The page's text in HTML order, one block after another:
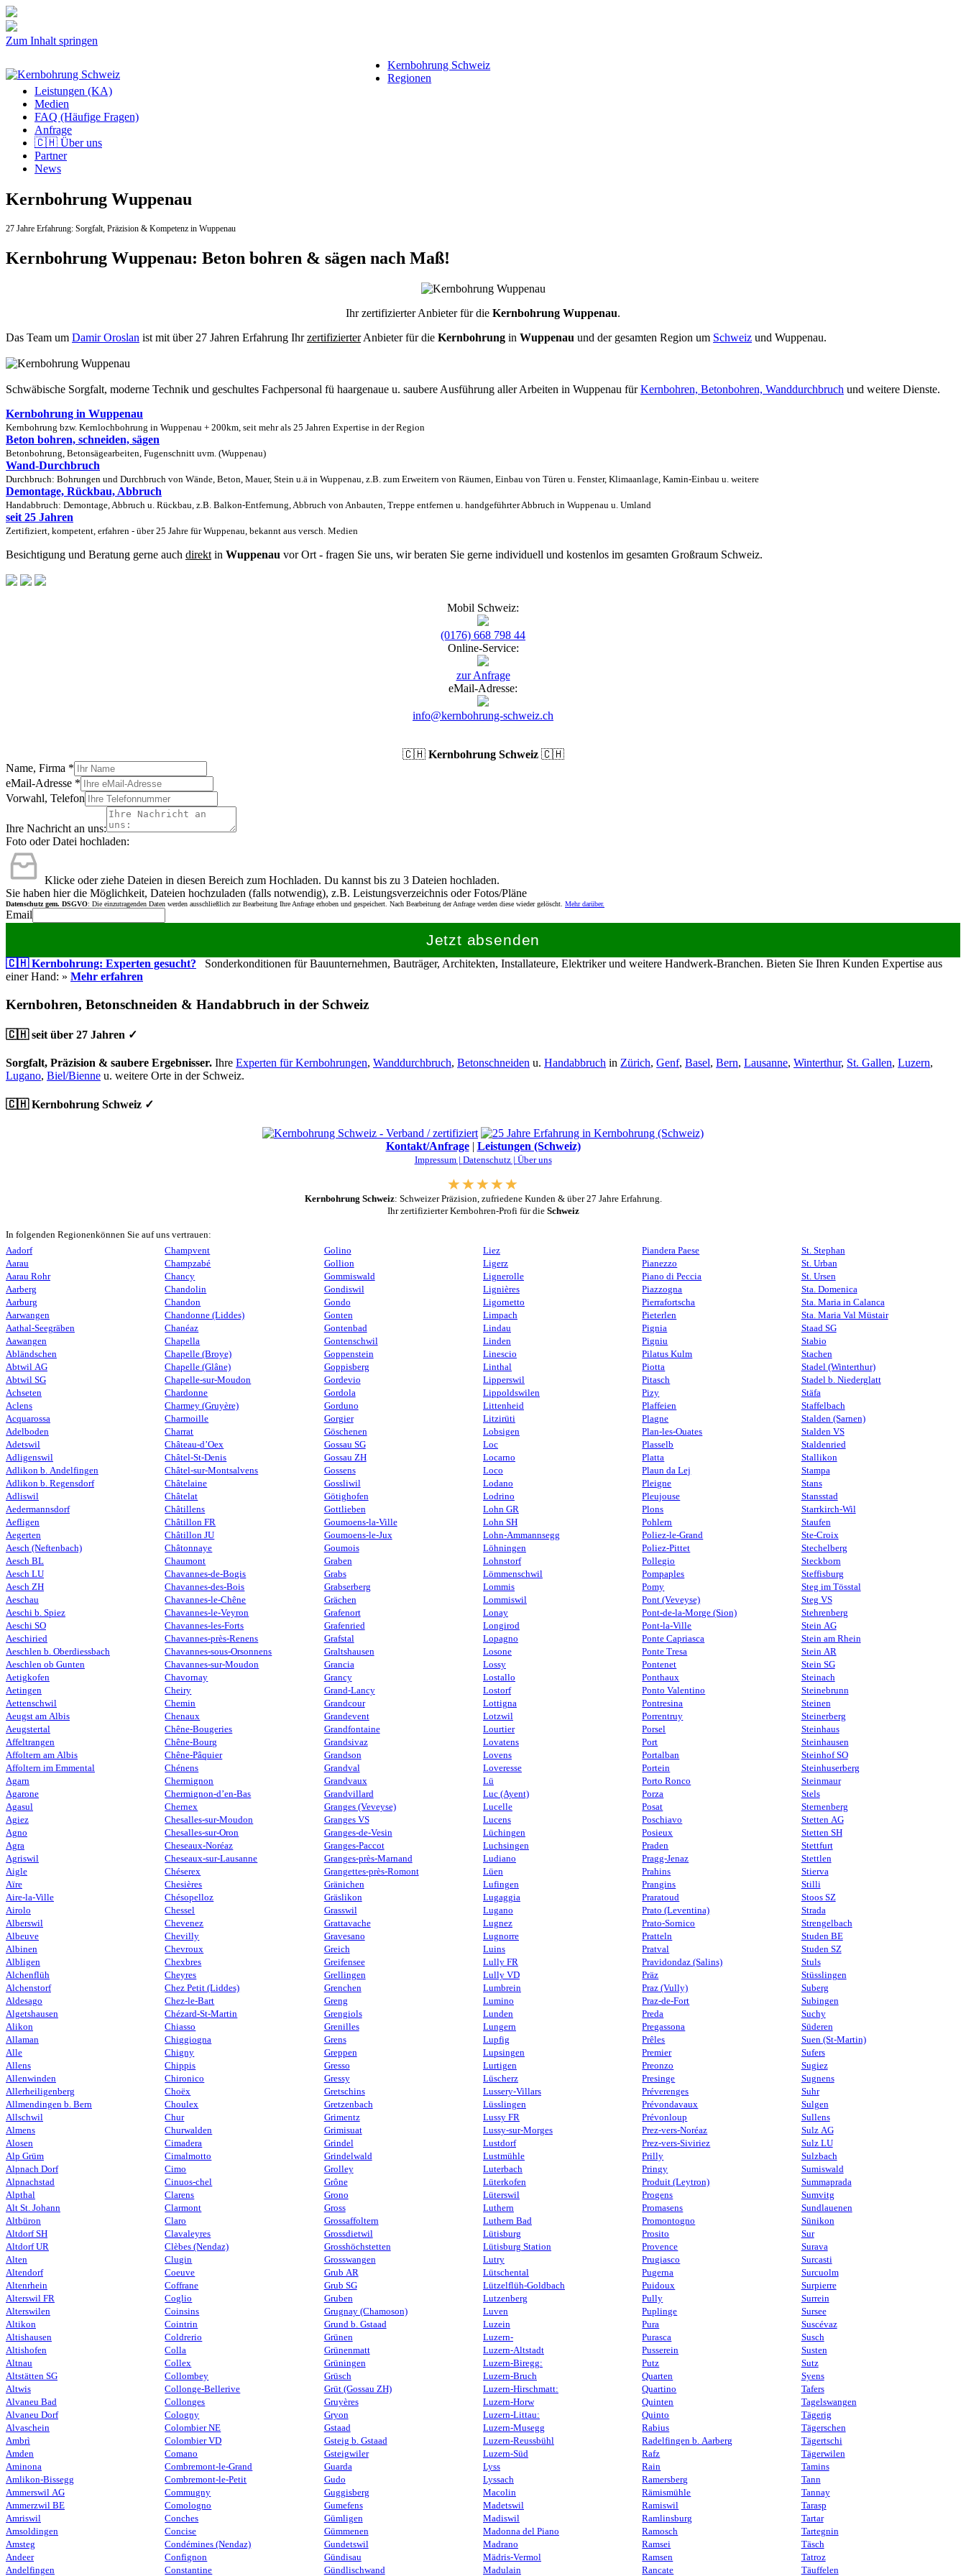
Zum Inhalt springen
Kernbohrung Schweiz
Regionen
Leistungen (KA)
Medien
FAQ (Häufige Fragen)
Anfrage
🇨🇭 Über uns
Partner
News
Kernbohrung Wuppenau
27 Jahre Erfahrung: Sorgfalt, Präzision & Kompetenz in Wuppenau
Kernbohrung Wuppenau: Beton bohren & sägen nach Maß!
Ihr zertifizierter Anbieter für die Kernbohrung Wuppenau.
Das Team um Damir Oroslan ist mit über 27 Jahren Erfahrung IhrzertifizierterAnbieter für die Kernbohrung in Wuppenau und der gesamten Region um Schweiz und Wuppenau.
Schwäbische Sorgfalt, moderne Technik und geschultes Fachpersonal fü haargenaue u. saubere Ausführung aller Arbeiten in Wuppenau fürKernbohren, Betonbohren, Wanddurchbruch und weitere Dienste.
Kernbohrung in Wuppenau
Kernbohrung bzw. Kernlochbohrung in Wuppenau + 200km, seit mehr als 25 Jahren Expertise in der Region
Beton bohren, schneiden, sägen
Betonbohrung, Betonsägearbeiten, Fugenschnitt uvm. (Wuppenau)
Wand-Durchbruch
Durchbruch: Bohrungen und Durchbruch von Wände, Beton, Mauer, Stein u.ä in Wuppenau, z.B. zum Erweitern von Räumen, Einbau von Türen u. Fenster, Klimaanlage, Kamin-Einbau u. weitere
Demontage, Rückbau, Abbruch
Handabbruch: Demontage, Abbruch u. Rückbau, z.B. Balkon-Entfernung, Abbruch von Anbauten, Treppe entfernen u. handgeführter Abbruch in Wuppenau u. Umland
seit 25 Jahren
Zertifiziert, kompetent, erfahren - über 25 Jahre für Wuppenau, bekannt aus versch. Medien
Besichtigung und Beratung gerne auch direkt in Wuppenau vor Ort - fragen Sie uns, wir beraten Sie gerne individuell und kostenlos im gesamten Großraum Schweiz.
Mobil Schweiz:
(0176) 668 798 44
Online-Service:
zur Anfrage
eMail-Adresse:
info@kernbohrung-schweiz.ch
🇨🇭 Kernbohrung Schweiz🇨🇭
Name, Firma *
eMail-Adresse *
Vorwahl, Telefon
Ihre Nachricht an uns:
Foto oder Datei hochladen:
Klicke oder ziehe Dateien in diesen Bereich zum Hochladen. Du kannst bis zu 3 Dateien hochladen.
Sie haben hier die Möglichkeit, Dateien hochzuladen (falls notwendig), z.B. Leistungsverzeichnis oder Fotos/Pläne
Datenschutz gem. DSGVO: Die einzutragenden Daten werden ausschließlich zur Bearbeitung Ihre Anfrage erhoben und gespeichert. Nach Bearbeitung der Anfrage werden diese wieder gelöscht. Mehr darüber.
Email
Jetzt absenden
🇨🇭 Kernbohrung: Experten gesucht? Sonderkonditionen für Bauunternehmen, Bauträger, Architekten, Installateure, Elektriker und weitere Handwerk-Branchen. Bieten Sie Ihren Kunden Expertise aus
einer Hand: » Mehr erfahren
Kernbohren, Betonschneiden & Handabbruch in der Schweiz
🇨🇭 seit über 27 Jahren ✓
Sorgfalt, Präzision & saubere Ergebnisser. Ihre Experten für Kernbohrungen, Wanddurchbruch, Betonschneiden u. Handabbruch in Zürich, Genf, Basel, Bern, Lausanne, Winterthur, St. Gallen, Luzern,
Lugano, Biel/Bienne u. weitere Orte in der Schweiz.
🇨🇭 Kernbohrung Schweiz ✓
Kontakt/Anfrage| Leistungen (Schweiz)
Impressum | Datenschutz | Über uns
Kernbohrung Schweiz: Schweizer Präzision, zufriedene Kunden & über 27 Jahre Erfahrung.
Ihr zertifizierter Kernbohren-Profi für die Schweiz
In folgenden Regionenkönnen Sie auf uns vertrauen:
Aadorf
Aarau
Aarau Rohr
Aarberg
Aarburg
Aarwangen
Aathal-Seegräben
Aawangen
Abländschen
Abtwil AG
Abtwil SG
Achseten
Aclens
Acquarossa
Adelboden
Adetswil
Adligenswil
Adlikon b. Andelfingen
Adlikon b. Regensdorf
Adliswil
Aedermannsdorf
Aefligen
Aegerten
Aesch (Neftenbach)
Aesch BL
Aesch LU
Aesch ZH
Aeschau
Aeschi b. Spiez
Aeschi SO
Aeschiried
Aeschlen b. Oberdiessbach
Aeschlen ob Gunten
Aetigkofen
Aetingen
Aettenschwil
Aeugst am Albis
Aeugstertal
Affeltrangen
Affoltern am Albis
Affoltern im Emmental
Agarn
Agarone
Agasul
Agiez
Agno
Agra
Agriswil
Aigle
Aïre
Aire-la-Ville
Airolo
Alberswil
Albeuve
Albinen
Albligen
Alchenflüh
Alchenstorf
Aldesago
Algetshausen
Alikon
Allaman
Alle
Allens
Allenwinden
Allerheiligenberg
Allmendingen b. Bern
Allschwil
Almens
Alosen
Alp Grüm
Alpnach Dorf
Alpnachstad
Alpthal
Alt St. Johann
Altbüron
Altdorf SH
Altdorf UR
Alten
Altendorf
Altenrhein
Alterswil FR
Alterswilen
Altikon
Altishausen
Altishofen
Altnau
Altstätten SG
Altwis
Alvaneu Bad
Alvaneu Dorf
Alvaschein
Ambrì
Amden
Aminona
Amlikon-Bissegg
Ammerswil AG
Ammerzwil BE
Amriswil
Amsoldingen
Amsteg
Andeer
Andelfingen
Champvent
Champzabé
Chancy
Chandolin
Chandon
Chandonne (Liddes)
Chanéaz
Chapella
Chapelle (Broye)
Chapelle (Glâne)
Chapelle-sur-Moudon
Chardonne
Charmey (Gruyère)
Charmoille
Charrat
Château-d’Oex
Châtel-St-Denis
Châtel-sur-Montsalvens
Châtelaine
Châtelat
Châtillens
Châtillon FR
Châtillon JU
Châtonnaye
Chaumont
Chavannes-de-Bogis
Chavannes-des-Bois
Chavannes-le-Chêne
Chavannes-le-Veyron
Chavannes-les-Forts
Chavannes-près-Renens
Chavannes-sous-Orsonnens
Chavannes-sur-Moudon
Chavornay
Cheiry
Chemin
Chenaux
Chêne-Bougeries
Chêne-Bourg
Chêne-Pâquier
Chénens
Chermignon
Chermignon-d’en-Bas
Chernex
Chesalles-sur-Moudon
Chesalles-sur-Oron
Cheseaux-Noréaz
Cheseaux-sur-Lausanne
Chéserex
Chesières
Chésopelloz
Chessel
Chevenez
Chevilly
Chevroux
Chexbres
Cheyres
Chez Petit (Liddes)
Chez-le-Bart
Chézard-St-Martin
Chiasso
Chiggiogna
Chigny
Chippis
Chironico
Choëx
Choulex
Chur
Churwalden
Cimadera
Cimalmotto
Cimo
Cinuos-chel
Clarens
Clarmont
Claro
Clavaleyres
Clèbes (Nendaz)
Clugin
Coeuve
Coffrane
Coglio
Coinsins
Cointrin
Coldrerio
Colla
Collex
Collombey
Collonge-Bellerive
Collonges
Cologny
Colombier NE
Colombier VD
Comano
Combremont-le-Grand
Combremont-le-Petit
Commugny
Comologno
Conches
Concise
Condémines (Nendaz)
Confignon
Constantine
Golino
Gollion
Gommiswald
Gondiswil
Gondo
Gonten
Gontenbad
Gontenschwil
Goppenstein
Goppisberg
Gordevio
Gordola
Gorduno
Gorgier
Göschenen
Gossau SG
Gossau ZH
Gossens
Gossliwil
Götighofen
Gottlieben
Goumoens-la-Ville
Goumoens-le-Jux
Goumois
Graben
Grabs
Grabserberg
Grächen
Grafenort
Grafenried
Grafstal
Graltshausen
Grancia
Grancy
Grand-Lancy
Grandcour
Grandevent
Grandfontaine
Grandsivaz
Grandson
Grandval
Grandvaux
Grandvillard
Granges (Veveyse)
Granges VS
Granges-de-Vesin
Granges-Paccot
Granges-près-Marnand
Grangettes-près-Romont
Gränichen
Gräslikon
Grasswil
Grattavache
Gravesano
Greich
Greifensee
Grellingen
Grenchen
Greng
Grengiols
Grenilles
Grens
Greppen
Gresso
Gressy
Gretschins
Gretzenbach
Grimentz
Grimisuat
Grindel
Grindelwald
Grolley
Grône
Grono
Gross
Grossaffoltern
Grossdietwil
Grosshöchstetten
Grosswangen
Grub AR
Grub SG
Gruben
Grugnay (Chamoson)
Grund b. Gstaad
Grünen
Grünenmatt
Grüningen
Grüsch
Grüt (Gossau ZH)
Gruyères
Gryon
Gstaad
Gsteig b. Gstaad
Gsteigwiler
Guarda
Gudo
Guggisberg
Gumefens
Gümligen
Gümmenen
Gundetswil
Gündisau
Gündlischwand
Liez
Ligerz
Lignerolle
Lignières
Ligornetto
Limpach
Lindau
Linden
Linescio
Linthal
Lipperswil
Lippoldswilen
Littenheid
Litzirüti
Lobsigen
Loc
Locarno
Loco
Lodano
Lodrino
Lohn GR
Lohn SH
Lohn-Ammannsegg
Löhningen
Lohnstorf
Lömmenschwil
Lommis
Lommiswil
Lonay
Longirod
Lopagno
Losone
Lossy
Lostallo
Lostorf
Lottigna
Lotzwil
Lourtier
Lovatens
Lovens
Loveresse
Lü
Luc (Ayent)
Lucelle
Lucens
Lüchingen
Luchsingen
Ludiano
Lüen
Lufingen
Lugaggia
Lugano
Lugnez
Lugnorre
Luins
Lully FR
Lully VD
Lumbrein
Lumino
Lunden
Lungern
Lupfig
Lupsingen
Lurtigen
Lüscherz
Lussery-Villars
Lüsslingen
Lussy FR
Lussy-sur-Morges
Lustdorf
Lustmühle
Luterbach
Lüterkofen
Lüterswil
Luthern
Luthern Bad
Lütisburg
Lütisburg Station
Lutry
Lütschental
Lützelflüh-Goldbach
Lutzenberg
Luven
Luzein
Luzern-
Luzern-Altstadt
Luzern-Biregg:
Luzern-Bruch
Luzern-Hirschmatt:
Luzern-Horw
Luzern-Littau:
Luzern-Musegg
Luzern-Reussbühl
Luzern-Süd
Lyss
Lyssach
Macolin
Madetswil
Madiswil
Madonna del Piano
Madrano
Mädris-Vermol
Madulain
Piandera Paese
Pianezzo
Piano di Peccia
Piazzogna
Pierrafortscha
Pieterlen
Pignia
Pigniu
Pilatus Kulm
Piotta
Pitasch
Pizy
Plaffeien
Plagne
Plan-les-Ouates
Plasselb
Platta
Plaun da Lej
Pleigne
Pleujouse
Plons
Pohlern
Poliez-le-Grand
Poliez-Pittet
Pollegio
Pompaples
Pomy
Pont (Veveyse)
Pont-de-la-Morge (Sion)
Pont-la-Ville
Ponte Capriasca
Ponte Tresa
Pontenet
Ponthaux
Ponto Valentino
Pontresina
Porrentruy
Porsel
Port
Portalban
Portein
Porto Ronco
Porza
Posat
Poschiavo
Posieux
Praden
Pragg-Jenaz
Prahins
Prangins
Praratoud
Prato (Leventina)
Prato-Sornico
Pratteln
Pratval
Pravidondaz (Salins)
Präz
Praz (Vully)
Praz-de-Fort
Preda
Pregassona
Prêles
Premier
Preonzo
Presinge
Préverenges
Prévondavaux
Prévonloup
Prez-vers-Noréaz
Prez-vers-Siviriez
Prilly
Pringy
Produit (Leytron)
Progens
Promasens
Promontogno
Prosito
Provence
Prugiasco
Pugerna
Puidoux
Pully
Puplinge
Pura
Purasca
Pusserein
Putz
Quarten
Quartino
Quinten
Quinto
Rabius
Radelfingen b. Aarberg
Rafz
Rain
Ramersberg
Rämismühle
Ramiswil
Ramlinsburg
Ramosch
Ramsei
Ramsen
Rancate
St. Stephan
St. Urban
St. Ursen
Sta. Domenica
Sta. Maria in Calanca
Sta. Maria Val Müstair
Staad SG
Stabio
Stachen
Stadel (Winterthur)
Stadel b. Niederglatt
Stäfa
Staffelbach
Stalden (Sarnen)
Stalden VS
Staldenried
Stallikon
Stampa
Stans
Stansstad
Starrkirch-Wil
Staufen
Ste-Croix
Stechelberg
Steckborn
Steffisburg
Steg im Tösstal
Steg VS
Stehrenberg
Stein AG
Stein am Rhein
Stein AR
Stein SG
Steinach
Steinebrunn
Steinen
Steinerberg
Steinhaus
Steinhausen
Steinhof SO
Steinhuserberg
Steinmaur
Stels
Sternenberg
Stetten AG
Stetten SH
Stettfurt
Stettlen
Stierva
Stilli
Stoos SZ
Strada
Strengelbach
Studen BE
Studen SZ
Stuls
Stüsslingen
Suberg
Subingen
Suchy
Süderen
Suen (St-Martin)
Sufers
Sugiez
Sugnens
Suhr
Sulgen
Sullens
Sulz AG
Sulz LU
Sulzbach
Sumiswald
Summaprada
Sumvitg
Sundlauenen
Sünikon
Sur
Surava
Surcasti
Surcuolm
Surpierre
Surrein
Sursee
Suscévaz
Susch
Susten
Sutz
Syens
Tafers
Tagelswangen
Tägerig
Tägerschen
Tägertschi
Tägerwilen
Tamins
Tann
Tannay
Tarasp
Tartar
Tartegnin
Täsch
Tatroz
Täuffelen